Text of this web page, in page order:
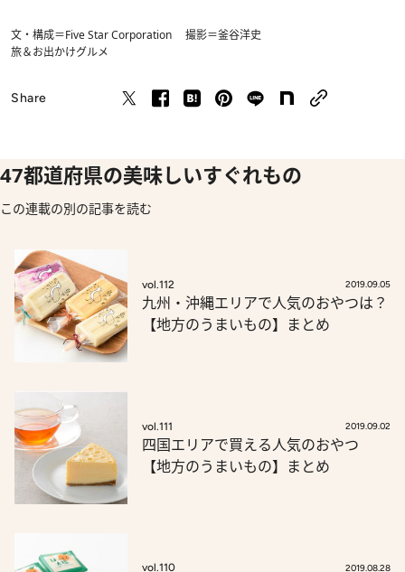
文・構成＝Five Star Corporation 撮影＝釜谷洋史
旅＆お出かけグルメ
Share
47都道府県の美味しいすぐれもの
この連載の別の記事を読む
vol.112 2019.09.05
九州・沖縄エリアで人気のおやつは？
【地方のうまいもの】まとめ
vol.111 2019.09.02
四国エリアで買える人気のおやつ
【地方のうまいもの】まとめ
vol.110 2019.08.28